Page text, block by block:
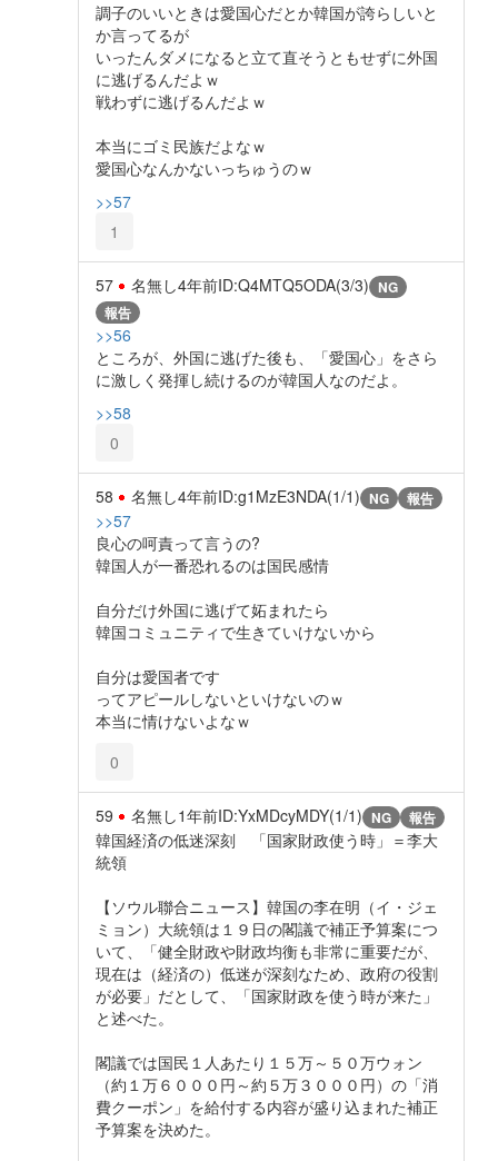
調子のいいときは愛国心だとか韓国が誇らしいと
か言ってるが
いったんダメになると立て直そうともせずに外国
に逃げるんだよｗ
戦わずに逃げるんだよｗ
本当にゴミ民族だよなｗ
愛国心なんかないっちゅうのｗ
>>57
1
57 名無し4年前ID:Q4MTQ5ODA(3/3) NG
報告
>>56
ところが、外国に逃げた後も、「愛国心」をさら
に激しく発揮し続けるのが韓国人なのだよ。
>>58
0
58 名無し4年前ID:g1MzE3NDA(1/1) NG 報告
>>57
良心の呵責って言うの?
韓国人が一番恐れるのは国民感情
自分だけ外国に逃げて妬まれたら
韓国コミュニティで生きていけないから
自分は愛国者です
ってアピールしないといけないのｗ
本当に情けないよなｗ
0
59 名無し1年前ID:YxMDcyMDY(1/1) NG 報告
韓国経済の低迷深刻 「国家財政使う時」＝李大
統領
【ソウル聯合ニュース】韓国の李在明（イ・ジェ
ミョン）大統領は１９日の閣議で補正予算案につ
いて、「健全財政や財政均衡も非常に重要だが、
現在は（経済の）低迷が深刻なため、政府の役割
が必要」だとして、「国家財政を使う時が来た」
と述べた。
閣議では国民１人あたり１５万～５０万ウォン
（約１万６０００円～約５万３０００円）の「消
費クーポン」を給付する内容が盛り込まれた補正
予算案を決めた。